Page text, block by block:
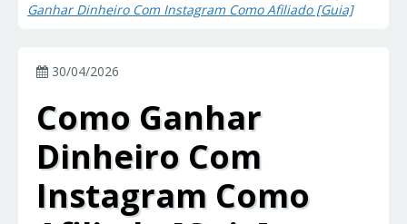
Ganhar Dinheiro Com Instagram Como Afiliado [Guia]
30/04/2026
Como Ganhar
Dinheiro Com
Instagram Como